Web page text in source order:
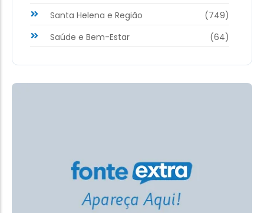
Santa Helena e Região
(749)
Saúde e Bem-Estar
(64)